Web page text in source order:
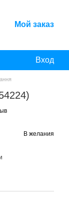
Мой заказ
Вход
В желания